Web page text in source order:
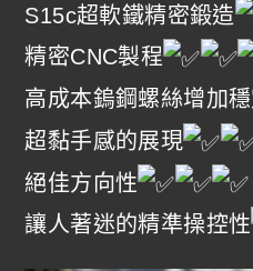
S15c超軟鐵精密鍛造
精密CNC製程
高成本鎢鋼螺絲增加
超黏手感的展現
絕佳方向性
讓人著迷的精準操控性